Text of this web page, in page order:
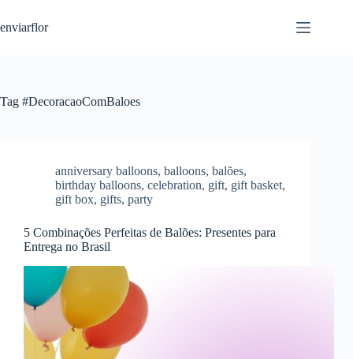
k
c
enviarflor
Tag #DecoracaoComBaloes
anniversary balloons, balloons, balões,
birthday balloons, celebration, gift, gift basket,
gift box, gifts, party
5 Combinações Perfeitas de Balões: Presentes para
Entrega no Brasil